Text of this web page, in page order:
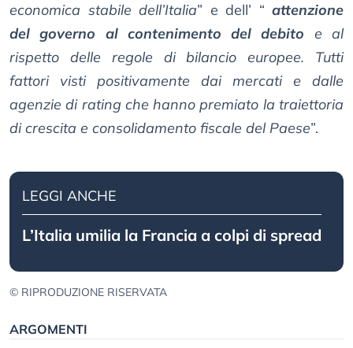
economica stabile dell’Italia” e dell’ “ attenzione
del governo al contenimento del debito e al
rispetto delle regole di bilancio europee. Tutti
fattori visti positivamente dai mercati e dalle
agenzie di rating che hanno premiato la traiettoria
di crescita e consolidamento fiscale del Paese”.
LEGGI ANCHE
L’Italia umilia la Francia a colpi di spread
© RIPRODUZIONE RISERVATA
ARGOMENTI